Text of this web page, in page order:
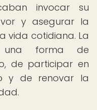
invocar su
y asegurar la
vida cotidiana. La
forma de
de participar en
y de renovar la